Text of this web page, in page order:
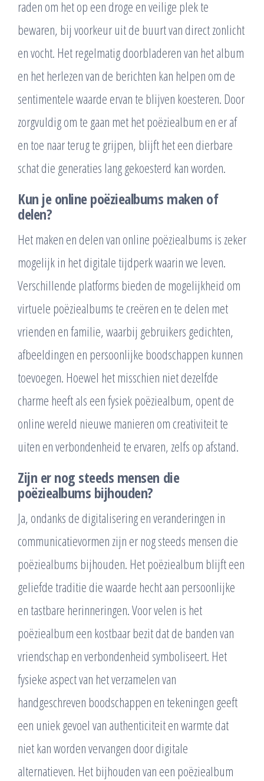
raden om het op een droge en veilige plek te
bewaren, bij voorkeur uit de buurt van direct zonlicht
en vocht. Het regelmatig doorbladeren van het album
en het herlezen van de berichten kan helpen om de
sentimentele waarde ervan te blijven koesteren. Door
zorgvuldig om te gaan met het poëziealbum en er af
en toe naar terug te grijpen, blijft het een dierbare
schat die generaties lang gekoesterd kan worden.
Kun je online poëziealbums maken of
delen?
Het maken en delen van online poëziealbums is zeker
mogelijk in het digitale tijdperk waarin we leven.
Verschillende platforms bieden de mogelijkheid om
virtuele poëziealbums te creëren en te delen met
vrienden en familie, waarbij gebruikers gedichten,
afbeeldingen en persoonlijke boodschappen kunnen
toevoegen. Hoewel het misschien niet dezelfde
charme heeft als een fysiek poëziealbum, opent de
online wereld nieuwe manieren om creativiteit te
uiten en verbondenheid te ervaren, zelfs op afstand.
Zijn er nog steeds mensen die
poëziealbums bijhouden?
Ja, ondanks de digitalisering en veranderingen in
communicatievormen zijn er nog steeds mensen die
poëziealbums bijhouden. Het poëziealbum blijft een
geliefde traditie die waarde hecht aan persoonlijke
en tastbare herinneringen. Voor velen is het
poëziealbum een kostbaar bezit dat de banden van
vriendschap en verbondenheid symboliseert. Het
fysieke aspect van het verzamelen van
handgeschreven boodschappen en tekeningen geeft
een uniek gevoel van authenticiteit en warmte dat
niet kan worden vervangen door digitale
alternatieven. Het bijhouden van een poëziealbum